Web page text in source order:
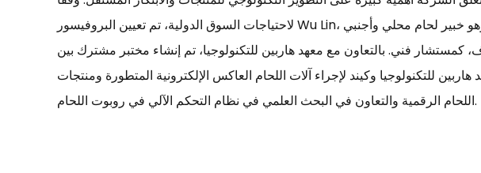
لاحتياجات السوق الدولية، تم تعيين البروفيسور Wu Lin، وهو خبير لحام محلي وأجنبي
كمستشار فني. بالتعاون مع معهد هاربين للتكنولوجيا، تم إنشاء مختبر مشترك بين
هاربين للتكنولوجيا وكيند لإجراء آلات اللحام العاكس الإلكترونية المتطورة ومنتجات
اللحام الرقمية والتعاون في البحث العلمي في نظام التحكم الآلي في روبوت اللحام.